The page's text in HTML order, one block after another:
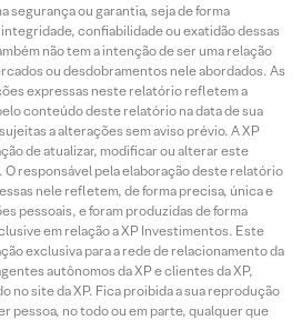
segurança ou garantia, seja de forma
confiabilidade ou exatidão dessas
não tem a intenção de ser uma relação
ou desdobramentos nele abordados. As
expressas neste relatório refletem a
conteúdo deste relatório na data de sua
a alterações sem aviso prévio. A XP
de atualizar, modificar ou alterar este
responsável pela elaboração deste relatório
nele refletem, de forma precisa, única e
pessoais, e foram produzidas de forma
em relação a XP Investimentos. Este
exclusiva para a rede de relacionamento da
autônomos da XP e clientes da XP,
no site da XP. Fica proibida a sua reprodução
pessoa, no todo ou em parte, qualquer que